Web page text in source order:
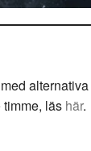
läs här.